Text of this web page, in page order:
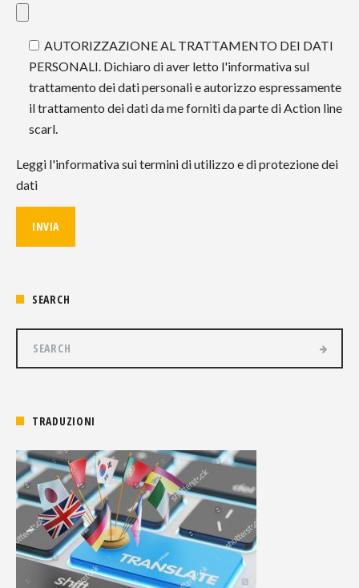
AUTORIZZAZIONE AL TRATTAMENTO DEI DATI
PERSONALI. Dichiaro di aver letto l'informativa sul
trattamento dei dati personali e autorizzo espressamente
il trattamento dei dati da me forniti da parte di Action line
scarl.
Leggi l'informativa sui termini di utilizzo e di protezione dei
dati
SEARCH
TRADUZIONI